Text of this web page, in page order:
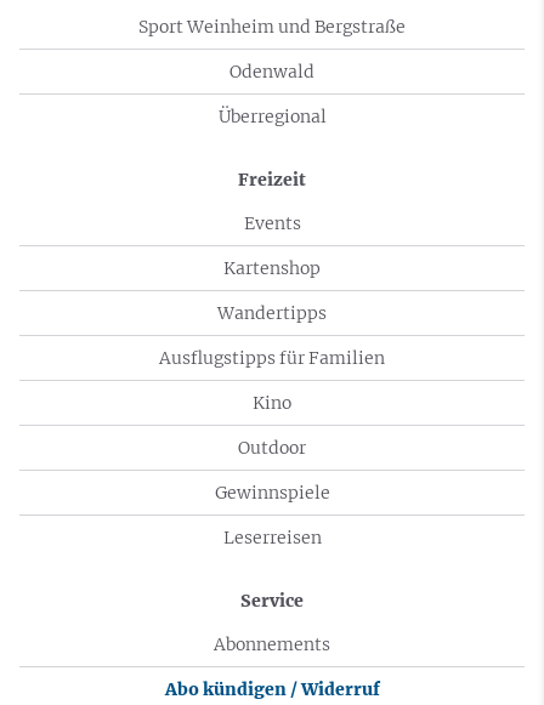
Sport Weinheim und Bergstraße
Odenwald
Überregional
Freizeit
Events
Kartenshop
Wandertipps
Ausflugstipps für Familien
Kino
Outdoor
Gewinnspiele
Leserreisen
Service
Abonnements
Abo kündigen / Widerruf